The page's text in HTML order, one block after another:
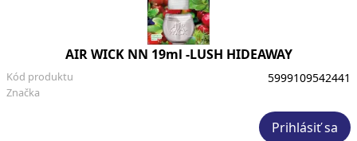
AIR WICK NN 19ml -LUSH HIDEAWAY
Značka
Kód produktu 5999109542441
Prihlásiť sa